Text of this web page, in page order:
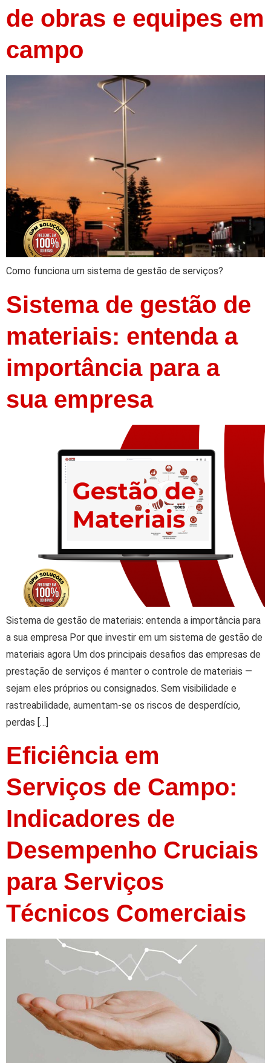
de obras e equipes em
campo
Como funciona um sistema de gestão de serviços?
Sistema de gestão de
materiais: entenda a
importância para a
sua empresa
Sistema de gestão de materiais: entenda a importância para
a sua empresa Por que investir em um sistema de gestão de
materiais agora Um dos principais desafios das empresas de
prestação de serviços é manter o controle de materiais —
sejam eles próprios ou consignados. Sem visibilidade e
rastreabilidade, aumentam-se os riscos de desperdício,
perdas […]
Eficiência em
Serviços de Campo:
Indicadores de
Desempenho Cruciais
para Serviços
Técnicos Comerciais